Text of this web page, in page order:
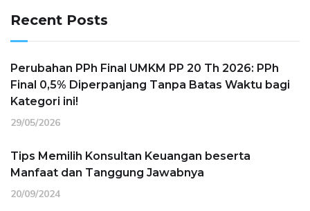
Recent Posts
Perubahan PPh Final UMKM PP 20 Th 2026: PPh
Final 0,5% Diperpanjang Tanpa Batas Waktu bagi
Kategori ini!
29/05/2026
Tips Memilih Konsultan Keuangan beserta
Manfaat dan Tanggung Jawabnya
20/09/2024